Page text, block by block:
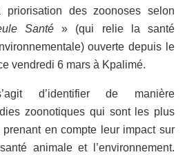
des zoonoses selon
Santé» (qui relie la santé
ouverte depuis le
vendredi 6 mars à Kpalimé.
d’identifier de manière
zoonotiques qui sont les plus
en compte leur impact sur
animale et l’environnement.